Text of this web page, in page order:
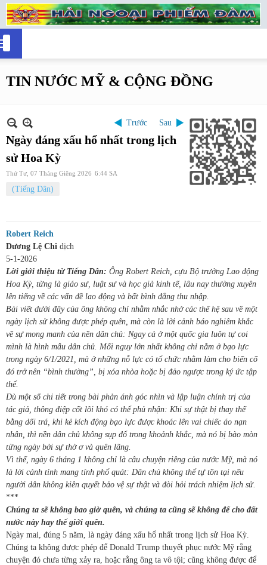
TIN NƯỚC MỸ & CỘNG ĐỒNG
Trước Sau
Ngày đáng xấu hổ nhất trong lịch
sử Hoa Kỳ
Thứ Tư, 07 Tháng Giêng 2026 6:44 SA
(Tiếng Dân)
Robert Reich
Dương Lệ Chi dịch
5-1-2026
Lời giới thiệu từ Tiếng Dân: Ông Robert Reich, cựu Bộ trưởng Lao động
Hoa Kỳ, từng là giáo sư, luật sư và học giả kinh tế, lâu nay thường xuyên
lên tiếng về các vấn đề lao động và bất bình đẳng thu nhập.
Bài viết dưới đây của ông không chỉ nhằm nhắc nhở các thế hệ sau về một
ngày lịch sử không được phép quên, mà còn là lời cảnh báo nghiêm khắc
về sự mong manh của nền dân chủ: Ngay cả ở một quốc gia luôn tự coi
mình là hình mẫu dân chủ. Mối nguy lớn nhất không chỉ nằm ở bạo lực
trong ngày 6/1/2021, mà ở những nỗ lực có tổ chức nhằm làm cho biến cố
đó trở nên “bình thường”, bị xóa nhòa hoặc bị đảo ngược trong ký ức tập
thể.
Dù một số chi tiết trong bài phản ánh góc nhìn và lập luận chính trị của
tác giả, thông điệp cốt lõi khó có thể phủ nhận: Khi sự thật bị thay thế
bằng dối trá, khi kẻ kích động bạo lực được khoác lên vai chiếc áo nạn
nhân, thì nền dân chủ không sụp đổ trong khoảnh khắc, mà nó bị bào mòn
từng ngày bởi sự thờ ơ và quên lãng.
Vì thế, ngày 6 tháng 1 không chỉ là câu chuyện riêng của nước Mỹ, mà nó
là lời cảnh tỉnh mang tính phổ quát: Dân chủ không thể tự tồn tại nếu
người dân không kiên quyết bảo vệ sự thật và đòi hỏi trách nhiệm lịch sử.
***
Chúng ta sẽ không bao giờ quên, và chúng ta cũng sẽ không để cho đất
nước này hay thế giới quên.
Ngày mai, đúng 5 năm, là ngày đáng xấu hổ nhất trong lịch sử Hoa Kỳ.
Chúng ta không được phép để Donald Trump thuyết phục nước Mỹ rằng
chuyện đó chưa từng xảy ra, hoặc rằng ông ta vô tội; cũng không được để